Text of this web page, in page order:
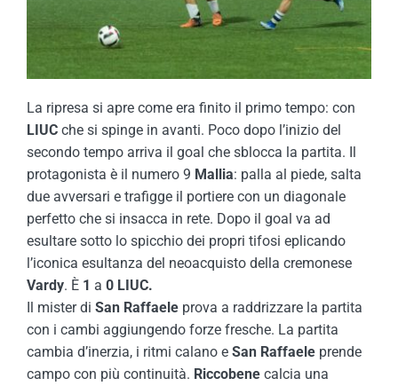
La ripresa si apre come era finito il primo tempo: con
LIUC che si spinge in avanti. Poco dopo l’inizio del
secondo tempo arriva il goal che sblocca la partita. Il
protagonista è il numero 9 Mallia: palla al piede, salta
due avversari e trafigge il portiere con un diagonale
perfetto che si insacca in rete. Dopo il goal va ad
esultare sotto lo spicchio dei propri tifosi eplicando
l’iconica esultanza del neoacquisto della cremonese
Vardy. È 1 a 0 LIUC.
Il mister di San Raffaele prova a raddrizzare la partita
con i cambi aggiungendo forze fresche. La partita
cambia d’inerzia, i ritmi calano e San Raffaele prende
campo con più continuità. Riccobene calcia una